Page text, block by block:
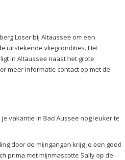
Loser bij Altaussee om een
uitstekende vliegcondities. Het
in Altaussee naast het grote
meer informatie contact op met de
vakantie in Bad Aussee nog leuker te
door de mijngangen krijg je een goed
prima met mijnmascotte Sally op de